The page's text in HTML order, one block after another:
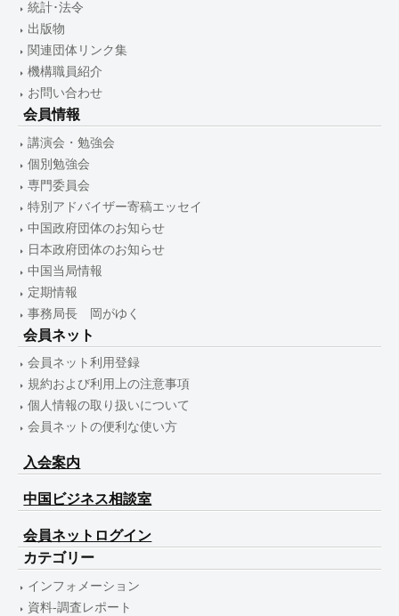
統計･法令
出版物
関連団体リンク集
機構職員紹介
お問い合わせ
会員情報
講演会・勉強会
個別勉強会
専門委員会
特別アドバイザー寄稿エッセイ
中国政府団体のお知らせ
日本政府団体のお知らせ
中国当局情報
定期情報
事務局長 岡がゆく
会員ネット
会員ネット利用登録
規約および利用上の注意事項
個人情報の取り扱いについて
会員ネットの便利な使い方
入会案内
中国ビジネス相談室
会員ネットログイン
カテゴリー
インフォメーション
資料-調査レポート